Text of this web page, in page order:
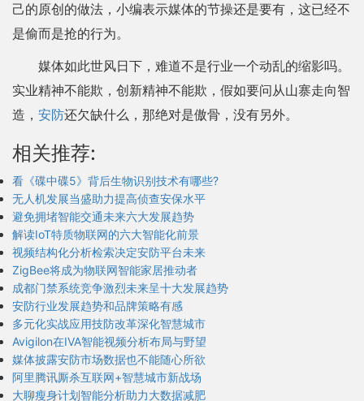
己的原创的做法，小编表示媒体的节操还是要有，这已经不
是偷而是抢的行为。
媒体如此世风日下，难道不是行业一个动乱的缩影吗。
实业精神不能欺，创新精神不能欺，假如要问从山寨走向智
造， 安防还欠缺什么，那绝对是傲骨，没有另外。
相关推荐:
看《碟中碟5》背后生物识别技术有哪些?
无人机发展当盛助力提高侦查安保水平
避免拥堵智能交通未来六大发展趋势
解读IoT特质物联网的六大智能化前景
视频结构化分析检索决定安防平台未来
ZigBee将成为物联网智能家居推动者
成都门禁系统竞争激烈未来呈十大发展趋势
安防行业发展趋势和品牌策略有感
多元化实战应用技防改革深化智慧城市
Avigilon在IVA智能视频分析布局与野望
媒体披露安防市场数据也不能随心所欲
阿里腾讯厮杀互联网+智慧城市新战场
大聊瘦身计划智能分析助力大数据减肥